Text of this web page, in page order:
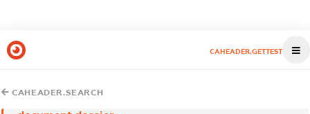
CAHEADER.GETTEST
CAHEADER.SEARCH